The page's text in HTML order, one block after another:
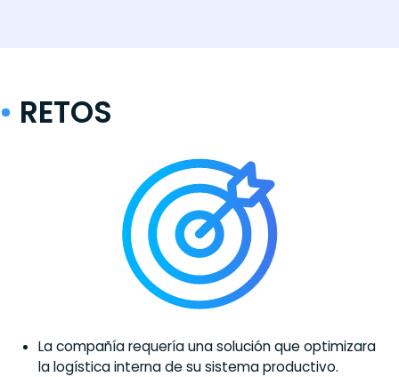
RETOS
La compañía requería una solución que optimizara
la logística interna de su sistema productivo.